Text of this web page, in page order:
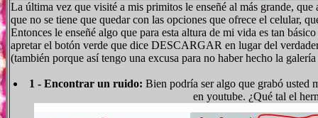
La última vez que visité a mis primitos le enseñé al más grande,
que no se tiene que quedar con las opciones que ofrece el celular,
Entonces le enseñé algo que para esta altura de mi vida es tan
apretar el botón verde que dice DESCARGAR en lugar del
(también porque así tengo una excusa para no haber hecho la
1 - Encontrar un ruido: Bien podría ser algo que grabó usted
en youtube. ¿Qué tal el